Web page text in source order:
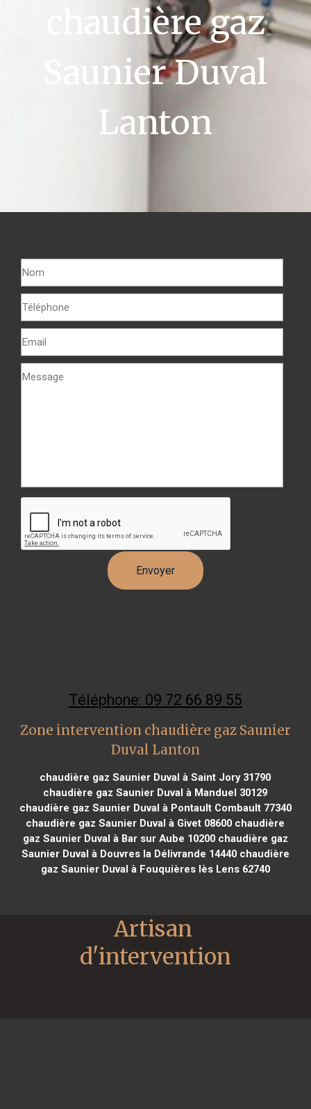
chaudière gaz
Saunier Duval
Lanton
Téléphone: 09 72 66 89 55
Zone intervention chaudière gaz Saunier
Duval Lanton
chaudière gaz Saunier Duval à Saint Jory 31790
chaudière gaz Saunier Duval à Manduel 30129
chaudière gaz Saunier Duval à Pontault Combault 77340
chaudière gaz Saunier Duval à Givet 08600 chaudière
gaz Saunier Duval à Bar sur Aube 10200chaudière gaz
Saunier Duval à Douvres la Délivrande 14440chaudière
gaz Saunier Duval à Fouquières lès Lens 62740
Artisan
d'intervention